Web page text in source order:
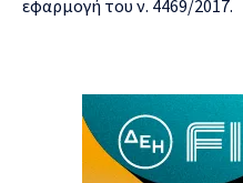
εφαρμογή του ν. 4469/2017.